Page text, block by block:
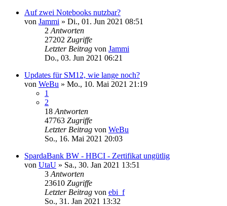
Auf zwei Notebooks nutzbar?
von Jammi » Di., 01. Jun 2021 08:51
2 Antworten
27202 Zugriffe
Letzter Beitrag von Jammi
Do., 03. Jun 2021 06:21
Updates für SM12, wie lange noch?
von WeBu » Mo., 10. Mai 2021 21:19
1
2
18 Antworten
47763 Zugriffe
Letzter Beitrag von WeBu
So., 16. Mai 2021 20:03
SpardaBank BW - HBCI - Zertifikat ungütlig
von UtaU » Sa., 30. Jan 2021 13:51
3 Antworten
23610 Zugriffe
Letzter Beitrag von ebi_f
So., 31. Jan 2021 13:32